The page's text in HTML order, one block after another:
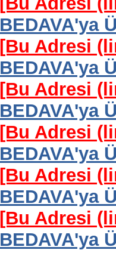
BEDAVA'ya
[Bu Adresi
BEDAVA'ya
[Bu Adresi
BEDAVA'ya
[Bu Adresi
BEDAVA'ya
[Bu Adresi
BEDAVA'ya
[Bu Adresi
BEDAVA'ya